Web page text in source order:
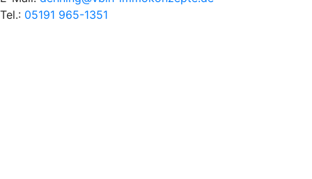
Tel.: 05191 965-1351